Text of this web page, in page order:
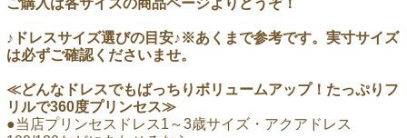
ご購入は各サイズの商品ページよりどうぞ！
♪ドレスサイズ選びの目安♪※あくまで参考です。実寸サイズ
は必ずご確認くださいませ。
≪どんなドレスでもばっちりボリュームアップ！たっぷりフ
リルで360度プリンセス≫
●当店プリンセスドレス1～3歳サイズ・アクアドレス